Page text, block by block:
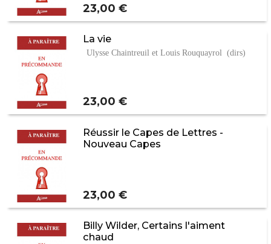
Prix
23,00 €
La vie
Ulysse Chaintreuil et Louis Rouquayrol (dirs)
Prix
23,00 €
Réussir le Capes de Lettres -
Nouveau Capes
Prix
23,00 €
Billy Wilder, Certains l'aiment
chaud